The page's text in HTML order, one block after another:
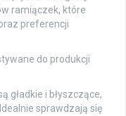
ramiączek, które
preferencji
do produkcji
gładkie i błyszczące,
sprawdzają się